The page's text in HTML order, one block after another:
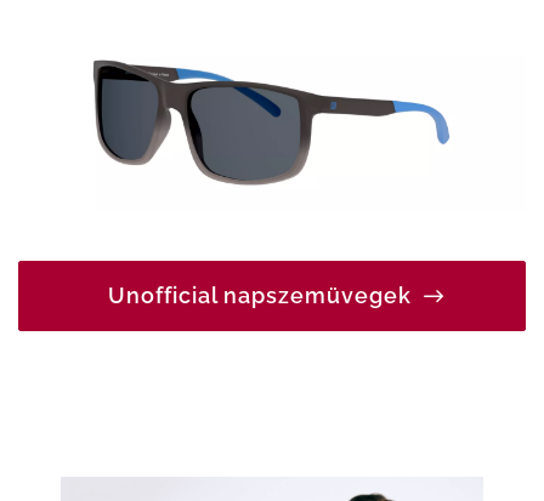
Unofficial napszemüvegek